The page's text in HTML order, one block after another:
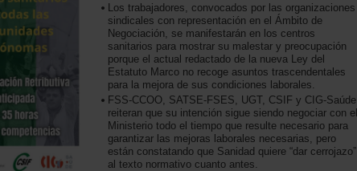
Los trabajadores, convocados por las organizaciones
sindicales con representación en el Ámbito de
Negociación, se manifestarán en los centros
sanitarios para mostrar su malestar y preocupación
porque el actual redactado de la nueva Ley del
Estatuto Marco no recoge asuntos trascendentales
para la mejora de sus condiciones laborales.
FSS-CCOO, SATSE-FSES, UGT, CSIF y CIG-Saúde
reiteran que su intención sigue siendo negociar con el
Ministerio todo el tiempo que resulte necesario para
garantizar las mejoras laborales necesarias, pero
están constatando que Sanidad quiere “dar cerrojazo”
al texto normativo cuanto antes.